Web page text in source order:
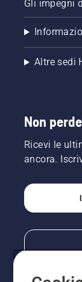
Gli impegni
Altre sedi
Non
Ricevi le
ancora.